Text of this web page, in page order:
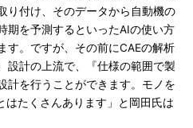
り付け、そのデータから自動機の
期を予測するといったAIの使い方
す。ですが、その前にCAEの解析
設計の上流で、『仕様の範囲で製
計を行うことができます。モノを
はたくさんあります」と岡田氏は